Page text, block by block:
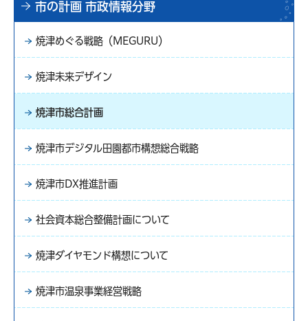
市の計画 市政情報分野
焼津めぐる戦略（MEGURU）
焼津未来デザイン
焼津市総合計画
焼津市デジタル田園都市構想総合戦略
焼津市DX推進計画
社会資本総合整備計画について
焼津ダイヤモンド構想について
焼津市温泉事業経営戦略